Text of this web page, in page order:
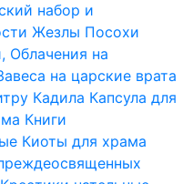
набор и
Жезлы Посохи
Облачения на
на царские врата
Кадила Капсула для
Книги
Киоты для храма